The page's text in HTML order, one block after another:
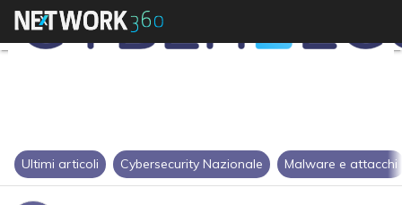
Ultimi articoli Cybersecurity Nazionale Malware e attacchi